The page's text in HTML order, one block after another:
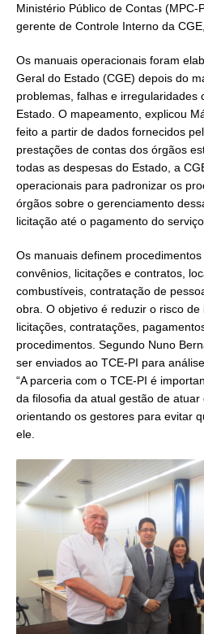
Ministério Público de Contas (MPC-
gerente de Controle Interno da
Os manuais operacionais foram
Geral do Estado (CGE) depois do
problemas, falhas e irregularidades
Estado. O mapeamento, explicou
feito a partir de dados fornecidos
prestações de contas dos órgãos
todas as despesas do Estado, a
operacionais para padronizar os
órgãos sobre o gerenciamento
licitação até o pagamento do
Os manuais definem
convênios, licitações e contratos,
combustíveis, contratação de
obra. O objetivo é reduzir o risco
licitações, contratações,
procedimentos. Segundo Nuno
ser enviados ao TCE-PI para
“A parceria com o TCE-PI é
da filosofia da atual gestão de atuar
orientando os gestores para evitar
ele.